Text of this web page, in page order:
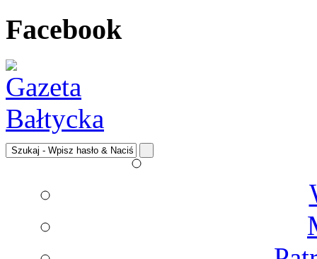
Facebook